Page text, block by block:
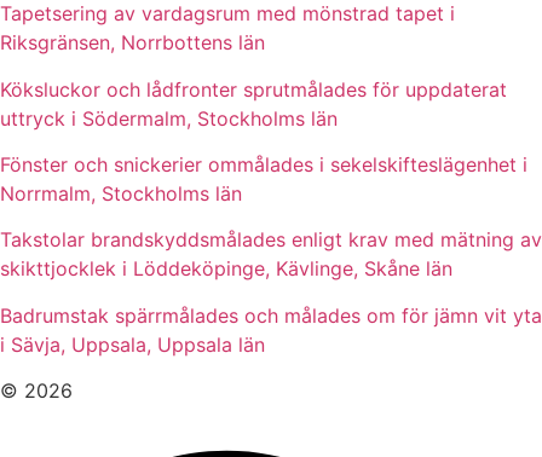
Tapetsering av vardagsrum med mönstrad tapet i
Riksgränsen, Norrbottens län
Köksluckor och lådfronter sprutmålades för uppdaterat
uttryck i Södermalm, Stockholms län
Fönster och snickerier ommålades i sekelskifteslägenhet i
Norrmalm, Stockholms län
Takstolar brandskyddsmålades enligt krav med mätning av
skikttjocklek i Löddeköpinge, Kävlinge, Skåne län
Badrumstak spärrmålades och målades om för jämn vit yta
i Sävja, Uppsala, Uppsala län
© 2026